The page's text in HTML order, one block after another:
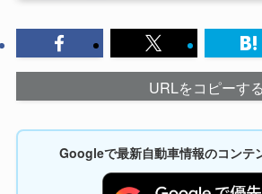
URLをコピーする
Googleで最新自動車情報のコンテ